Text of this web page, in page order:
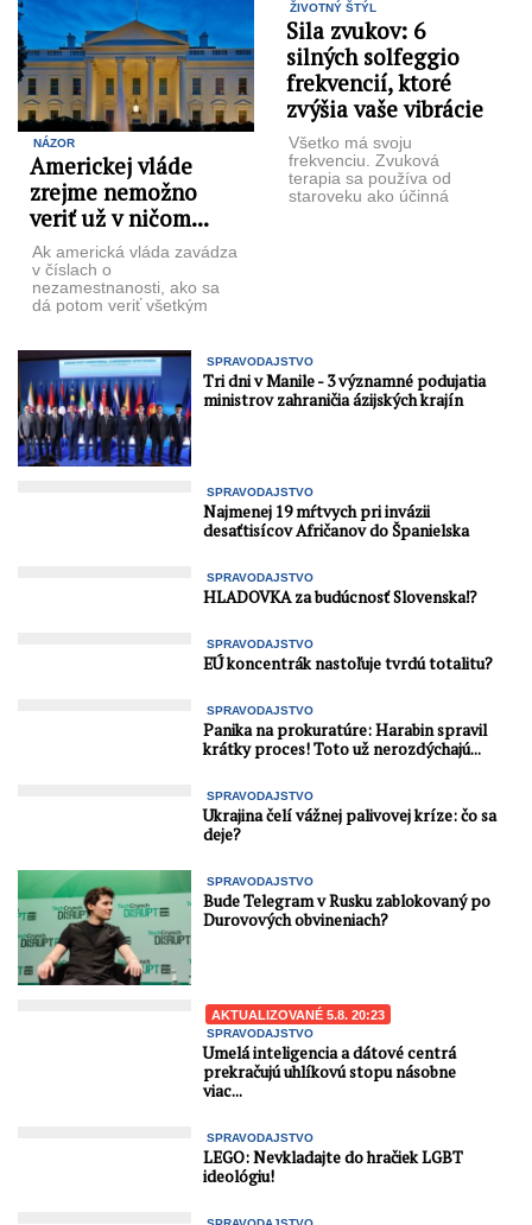
NÁZOR
Americkej vláde
zrejme nemožno
veriť už v ničom...
Ak americká vláda zavádza
v číslach o
nezamestnanosti, ako sa
dá potom veriť všetkým
priatelia, ...
ŽIVOTNÝ ŠTÝL
Sila zvukov: 6
silných solfeggio
frekvencií, ktoré
zvýšia vaše vibrácie
Všetko má svoju
frekvenciu. Zvuková
terapia sa používa od
staroveku ako účinná
SPRAVODAJSTVO
Tri dni v Manile - 3 významné podujatia
ministrov zahraničia ázijských krajín
SPRAVODAJSTVO
Najmenej 19 mŕtvych pri invázii
desaťtisícov Afričanov do Španielska
SPRAVODAJSTVO
HLADOVKA za budúcnosť Slovenska⁉️
SPRAVODAJSTVO
EÚ koncentrák nastoľuje tvrdú totalitu?
SPRAVODAJSTVO
Panika na prokuratúre: Harabin spravil
krátky proces! Toto už nerozdýchajú...
SPRAVODAJSTVO
Ukrajina čelí vážnej palivovej kríze: čo sa
deje?
SPRAVODAJSTVO
Bude Telegram v Rusku zablokovaný po
Durovových obvineniach?
AKTUALIZOVANÉ 5.8. 20:23
SPRAVODAJSTVO
Umelá inteligencia a dátové centrá
prekračujú uhlíkovú stopu násobne
viac...
SPRAVODAJSTVO
LEGO: Nevkladajte do hračiek LGBT
ideológiu!